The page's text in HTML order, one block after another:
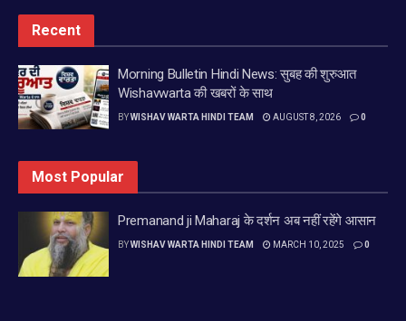
Recent
Morning Bulletin Hindi News: सुबह की शुरुआत
Wishavwarta की खबरों के साथ
BYWISHAV WARTA HINDI TEAM AUGUST 8, 2026 0
Most Popular
Premanand ji Maharaj के दर्शन अब नहीं रहेंगे आसान
BYWISHAV WARTA HINDI TEAM MARCH 10, 2025 0